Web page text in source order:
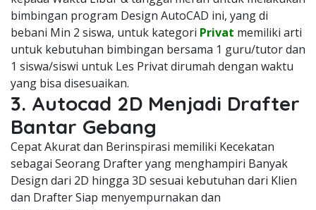
bimbingan program Design AutoCAD ini, yang di
bebani Min 2 siswa, untuk kategori Privat memiliki arti
untuk kebutuhan bimbingan bersama 1 guru/tutor dan
1 siswa/siswi untuk Les Privat dirumah dengan waktu
yang bisa disesuaikan.
3. Autocad 2D Menjadi Drafter
Bantar Gebang
Cepat Akurat dan Berinspirasi memiliki Kecekatan
sebagai Seorang Drafter yang menghampiri Banyak
Design dari 2D hingga 3D sesuai kebutuhan dari Klien
dan Drafter Siap menyempurnakan dan